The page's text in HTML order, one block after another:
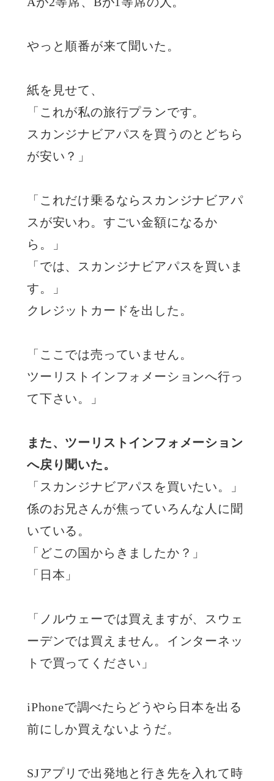
やっと順番が来て聞いた。
紙を見せて、
「これが私の旅行プランです。
スカンジナビアパスを買うのとどちら
が安い？」
「これだけ乗るならスカンジナビアパ
スが安いわ。すごい金額になるか
ら。」
「では、スカンジナビアパスを買いま
す。」
クレジットカードを出した。
「ここでは売っていません。
ツーリストインフォメーションへ行っ
て下さい。」
また、ツーリストインフォメーション
へ戻り聞いた。
「スカンジナビアパスを買いたい。」
係のお兄さんが焦っていろんな人に聞
いている。
「どこの国からきましたか？」
「日本」
「ノルウェーでは買えますが、スウェ
ーデンでは買えません。インターネッ
トで買ってください」
iPhoneで調べたらどうやら日本を出る
前にしか買えないようだ。
SJアプリで出発地と行き先を入れて時